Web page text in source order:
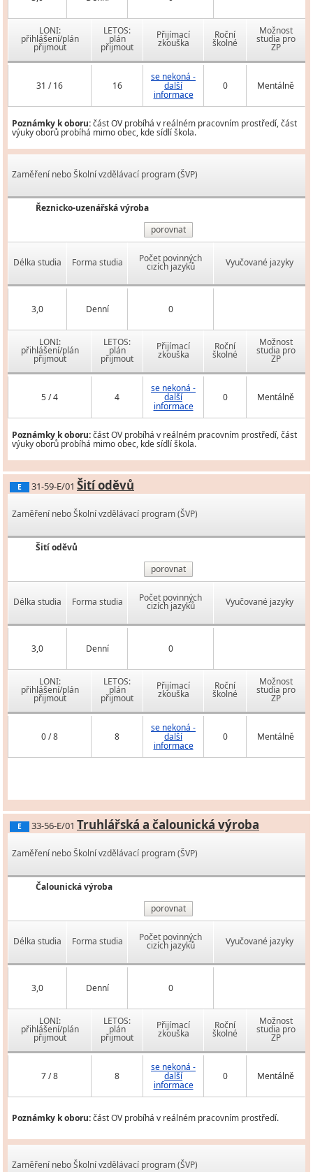
LONI:
přihlášení/plán
přijmout
LETOS:
plán
přijmout
Přijímací
zkouška
Roční
školné
Možnost
studia pro
ZP
31 / 16 16
se nekoná -
další
informace
0 Mentálně
Poznámky k oboru:část OV probíhá v reálném pracovním prostředí, část
výuky oborů probíhá mimo obec, kde sídlí škola.
Zaměření nebo Školní vzdělávací program (ŠVP)
Řeznicko-uzenářská výroba
porovnat
Délka studia Forma studia Počet povinných
cizích jazyků Vyučované jazyky
3,0 Denní 0
LONI:
přihlášení/plán
přijmout
LETOS:
plán
přijmout
Přijímací
zkouška
Roční
školné
Možnost
studia pro
ZP
5 / 4 4
se nekoná -
další
informace
0 Mentálně
Poznámky k oboru:část OV probíhá v reálném pracovním prostředí, část
výuky oborů probíhá mimo obec, kde sídlí škola.
E 31-59-E/01 Šití oděvů
Zaměření nebo Školní vzdělávací program (ŠVP)
Šití oděvů
porovnat
Délka studia Forma studia Počet povinných
cizích jazyků Vyučované jazyky
3,0 Denní 0
LONI:
přihlášení/plán
přijmout
LETOS:
plán
přijmout
Přijímací
zkouška
Roční
školné
Možnost
studia pro
ZP
0 / 8 8
se nekoná -
další
informace
0 Mentálně
E 33-56-E/01 Truhlářská a čalounická výroba
Zaměření nebo Školní vzdělávací program (ŠVP)
Čalounická výroba
porovnat
Délka studia Forma studia Počet povinných
cizích jazyků Vyučované jazyky
3,0 Denní 0
LONI:
přihlášení/plán
přijmout
LETOS:
plán
přijmout
Přijímací
zkouška
Roční
školné
Možnost
studia pro
ZP
7 / 8 8
se nekoná -
další
informace
0 Mentálně
Poznámky k oboru:část OV probíhá v reálném pracovním prostředí.
Zaměření nebo Školní vzdělávací program (ŠVP)